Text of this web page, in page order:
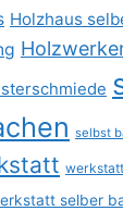
Holzhaus
selbst
selber